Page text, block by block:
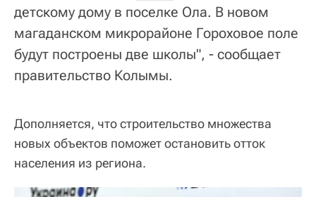
детскому дому в поселке Ола. В новом
магаданском микрорайоне Гороховое поле
будут построены две школы", - сообщает
правительство Колымы.
Дополняется, что строительство множества
новых объектов поможет остановить отток
населения из региона.